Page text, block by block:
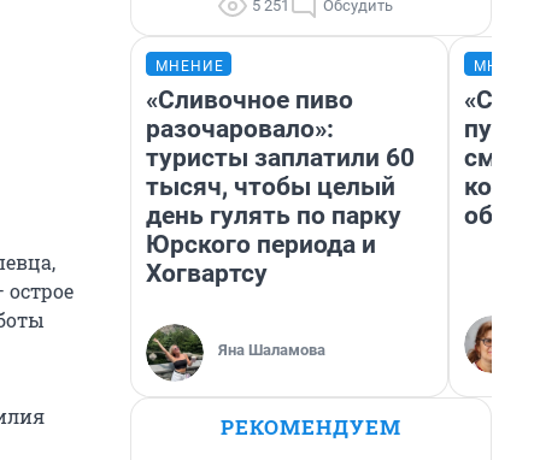
5 251 Обсудить
МНЕНИЕ
«Сливочное пиво
разочаровало»:
туристы заплатили 60
тысяч, чтобы целый
день гулять по парку
Юрского периода и
Хогвартсу
Яна Шаламова
РЕКОМЕНДУЕМ